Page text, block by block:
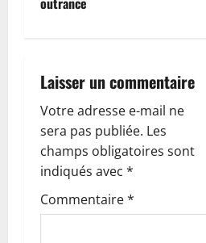
t
i
o
n
d
Laisser un commentaire
Votre adresse e-mail ne
sera pas publiée. Les
champs obligatoires sont
indiqués avec *
Commentaire*